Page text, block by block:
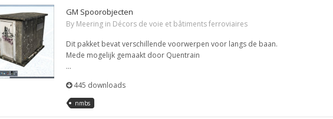
GM Spoorobjecten
By Meering in Décors de voie et bâtiments ferroviaires
Dit pakket bevat verschillende voorwerpen voor langs de baan.
Mede mogelijk gemaakt door Quentrain
...
445 downloads
nmbs